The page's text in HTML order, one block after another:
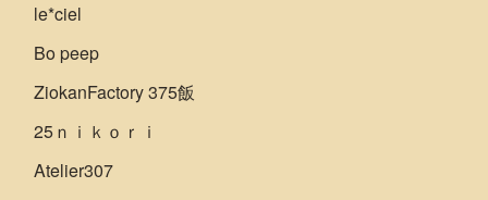
le*ciel
Bo peep
ZiokanFactory 375飯
25ｎｉｋｏｒｉ
Atelier307